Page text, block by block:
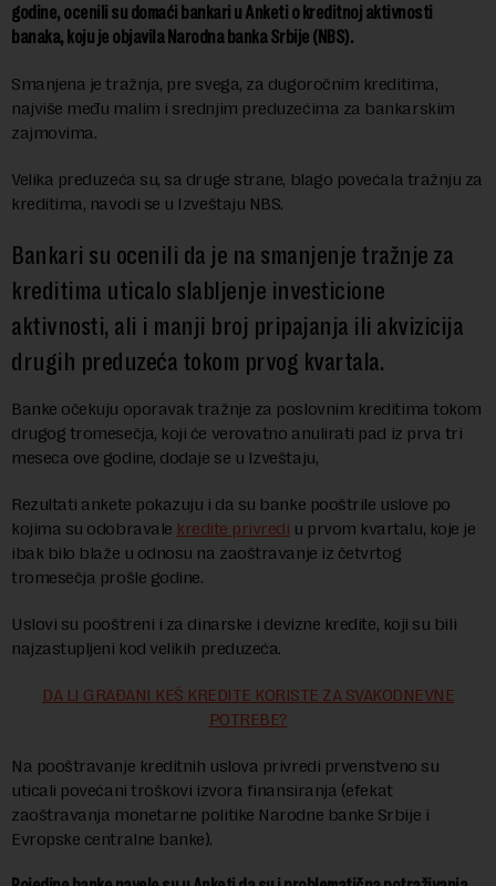
godine, ocenili su domaći bankari u Anketi o kreditnoj aktivnosti
banaka, koju je objavila Narodna banka Srbije (NBS).
Smanjena je tražnja, pre svega, za dugoročnim kreditima,
najviše među malim i srednjim preduzećima za bankarskim
zajmovima.
Velika preduzeća su, sa druge strane, blago povećala tražnju za
kreditima, navodi se u Izveštaju NBS.
Bankari su ocenili da je na smanjenje tražnje za
kreditima uticalo slabljenje investicione
aktivnosti, ali i manji broj pripajanja ili akvizicija
drugih preduzeća tokom prvog kvartala.
Banke očekuju oporavak tražnje za poslovnim kreditima tokom
drugog tromesečja, koji će verovatno anulirati pad iz prva tri
meseca ove godine, dodaje se u Izveštaju,
Rezultati ankete pokazuju i da su banke pooštrile uslove po
kojima su odobravale kredite privredi u prvom kvartalu, koje je
ibak bilo blaže u odnosu na zaoštravanje iz četvrtog
tromesečja prošle godine.
Uslovi su pooštreni i za dinarske i devizne kredite, koji su bili
najzastupljeni kod velikih preduzeća.
DA LI GRAĐANI KEŠ KREDITE KORISTE ZA SVAKODNEVNE
POTREBE?
Na pooštravanje kreditnih uslova privredi prvenstveno su
uticali povećani troškovi izvora finansiranja (efekat
zaoštravanja monetarne politike Narodne banke Srbije i
Evropske centralne banke).